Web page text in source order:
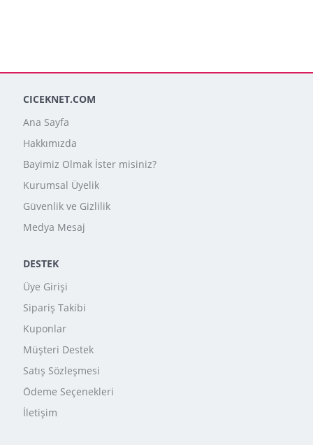
CICEKNET.COM
Ana Sayfa
Hakkımızda
Bayimiz Olmak İster misiniz?
Kurumsal Üyelik
Güvenlik ve Gizlilik
Medya Mesaj
DESTEK
Üye Girişi
Sipariş Takibi
Kuponlar
Müşteri Destek
Satış Sözleşmesi
Ödeme Seçenekleri
İletişim